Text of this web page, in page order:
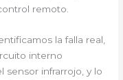
remoto.
la falla real,
interno
infrarrojo, y lo